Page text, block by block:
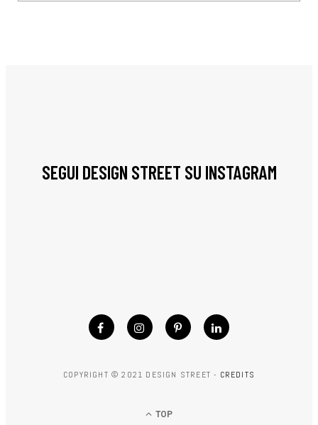
SEGUI DESIGN STREET SU INSTAGRAM
COPYRIGHT © 2021 DESIGN STREET - CREDITS
TOP